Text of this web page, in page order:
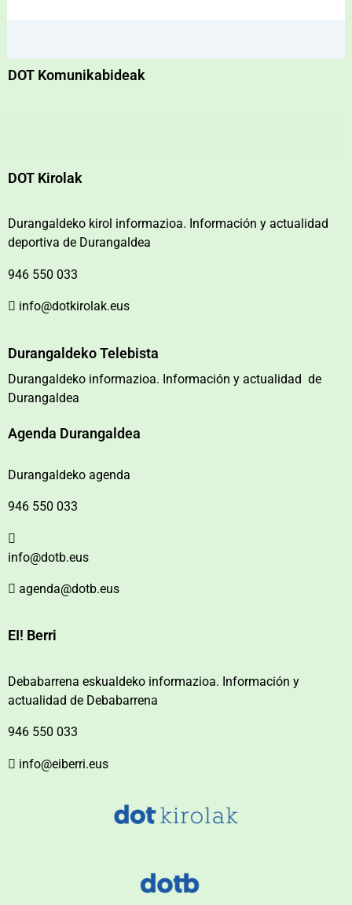
DOT Komunikabideak
DOT Kirolak
Durangaldeko kirol informazioa. Información y actualidad
deportiva de Durangaldea
946 550 033
info@dotkirolak.eus
Durangaldeko Telebista
Durangaldeko informazioa. Información y actualidad de
Durangaldea
Agenda Durangaldea
Durangaldeko agenda
946 550 033
info@dotb.eus
agenda@dotb.eus
EI! Berri
Debabarrena eskualdeko informazioa. Información y
actualidad de Debabarrena
946 550 033
info@eiberri.eus